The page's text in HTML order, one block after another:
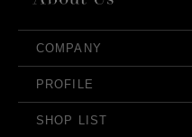
COMPANY
PROFILE
SHOP LIST